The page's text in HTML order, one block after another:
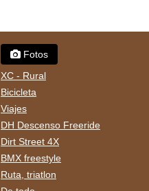
Fotos
XC - Rural
Bicicleta
Viajes
DH Descenso Freeride
Dirt Street 4X
BMX freestyle
Ruta, triatlon